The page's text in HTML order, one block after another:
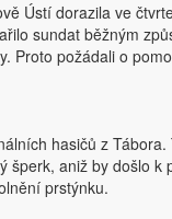
Ústí dorazila ve
sundat běžným
Proto požádali o
hasičů z
šperk, aniž by došlo
prstýnku.